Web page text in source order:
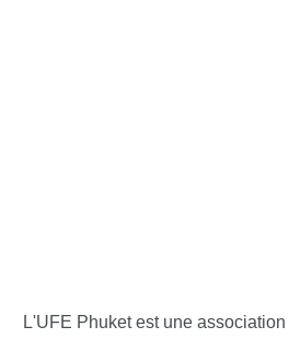
L'UFE Phuket est une